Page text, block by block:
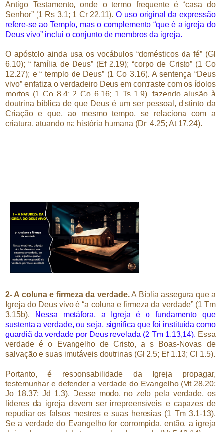
Antigo Testamento, onde o termo frequente é “casa do
Senhor” (1 Rs 3.1; 1 Cr 22.11).O uso original da expressão
refere-se ao Templo, mas o complemento “que é a igreja do
Deus vivo” inclui o conjunto de membros da igreja.
O apóstolo ainda usa os vocábulos “domésticos da fé” (Gl
6.10); “ família de Deus” (Ef 2.19); “corpo de Cristo” (1 Co
12.27); e “ templo de Deus” (1 Co 3.16). A sentença “Deus
vivo” enfatiza o verdadeiro Deus em contraste com os ídolos
mortos (1 Co 8.4; 2 Co 6.16; 1 Ts 1.9), fazendo alusão à
doutrina bíblica de que Deus é um ser pessoal, distinto da
Criação e que, ao mesmo tempo, se relaciona com a
criatura, atuando na história humana (Dn 4.25; At 17.24).
2- A coluna e firmeza da verdade.A Bíblia assegura que a
Igreja do Deus vivo é “a coluna e firmeza da verdade” (1 Tm
3.15b).
Nessa metáfora, a Igreja é o fundamento que
sustenta a verdade, ou seja, significa que foi instituída como
guardiã da verdade por Deus revelada (2 Tm 1.13,14). Essa
verdade é o Evangelho de Cristo, a s Boas-Novas de
salvação e suas imutáveis doutrinas (Gl 2.5; Ef 1.13; Cl 1.5).
Portanto, é responsabilidade da Igreja propagar,
testemunhar e defender a verdade do Evangelho (Mt 28.20;
Jo 18.37; Jd 1.3). Desse modo, no zelo pela verdade, os
líderes da igreja devem ser irrepreensíveis e capazes de
repudiar os falsos mestres e suas heresias (1 Tm 3.1-13).
Se a verdade do Evangelho for corrompida, então, a igreja